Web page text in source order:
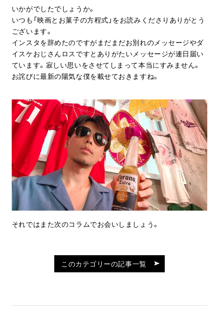
いかがでしたでしょうか。
いつも「映画とお菓子の方程式」をお読みくださりありがとう
ございます。
インスタを辞めたのですがまだまだお別れのメッセージやダ
イスケおじさんロスですとありがたいメッセージが連日届い
ています。寂しい思いをさせてしまって本当にすみません。
お詫びに最新の陽気な僕を載せておきますね。
それではまた次のコラムでお会いしましょう。
このカテゴリーの記事一覧